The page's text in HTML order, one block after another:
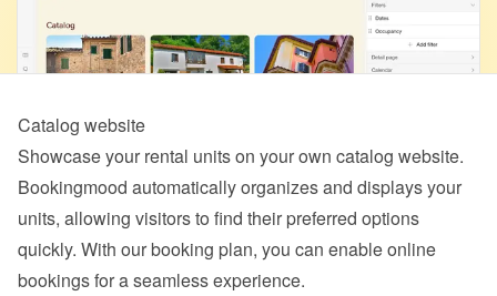
Catalog website
Showcase your rental units on your own catalog website.
Bookingmood automatically organizes and displays your
units, allowing visitors to find their preferred options
quickly. With our booking plan, you can enable online
bookings for a seamless experience.